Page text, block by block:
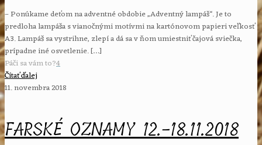
– Ponúkame deťom na adventné obdobie „Adventný lampáš“. Je to
predloha lampáša s vianočnými motívmi na kartónovom papieri veľkosť
A3. Lampáš sa vystrihne, zlepí a dá sa v ňom umiestniť čajová sviečka,
prípadne iné osvetlenie.[…]
Páči sa vám to?4
Čítať ďalej
11. novembra 2018
FARSKÉ OZNAMY 12.-18.11.2018